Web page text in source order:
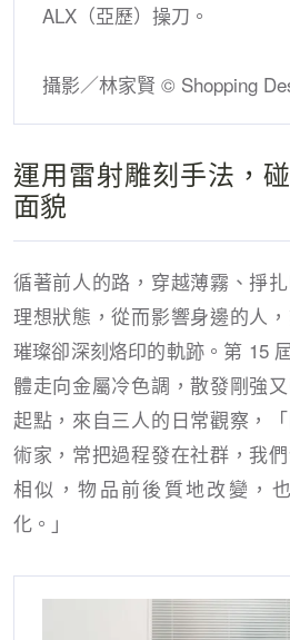
ALX（亞歷）操刀。
攝影／林家賢 © Shopping
運用雷射雕刻手法，
面貌
循著前人的路，穿越薄霧、掙
理想狀態，從而影響身邊的人
璀璨卻深刻烙印的軌跡。第 15
體走向金屬冷色調，散發剛強
起點，來自三人的日常觀察，
術家，常把過程發在社群，我
相似，物品前後質地改變，
化。」